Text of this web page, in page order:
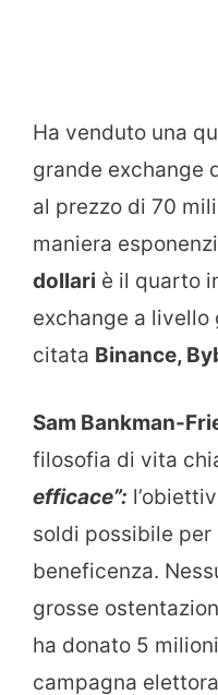
Ha venduto una
grande exchange
al prezzo di 70
maniera
dollari è il quarto
exchange a livello
citata Binance,
Sam Bankman-
filosofia di vita
efficace”:
soldi possibile
beneficenza.
grosse
ha donato 5
campagna